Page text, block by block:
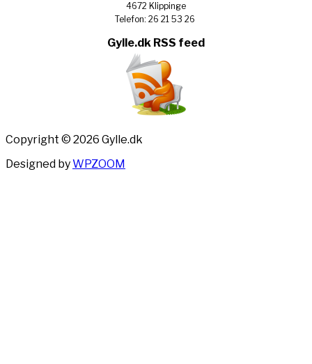
4672 Klippinge
Telefon: 26 21 53 26
Gylle.dk RSS feed
Copyright © 2026 Gylle.dk
Designed byWPZOOM